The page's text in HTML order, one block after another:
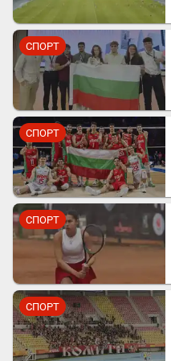
СПОРТ
СПОРТ
СПОРТ
СПОРТ